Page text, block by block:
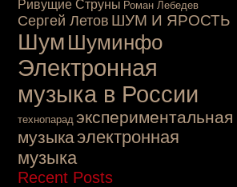
Ривущие Струны Роман Лебедев
Сергей Летов ШУМ И ЯРОСТЬ
Шум Шуминфо
Электронная
музыка в России
технопарад экспериментальная
музыкаэлектронная
музыка
Recent Posts